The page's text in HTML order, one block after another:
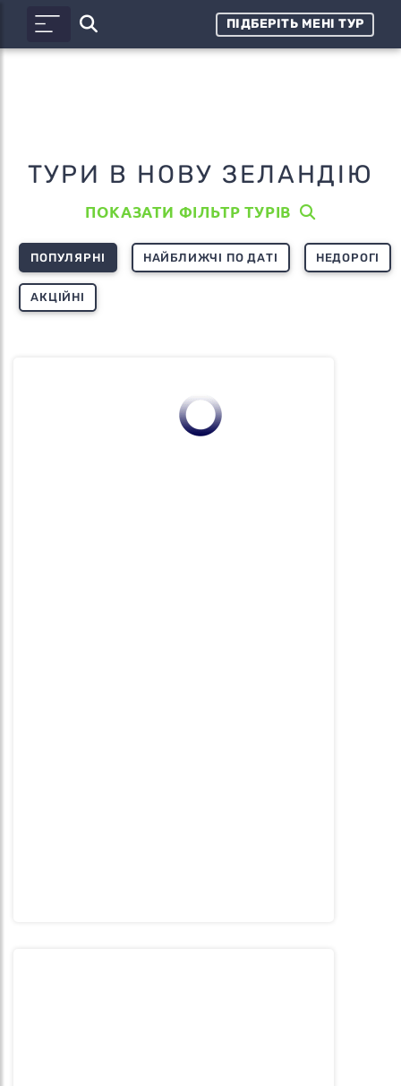
ПІДБЕРІТЬ МЕНІ ТУР
ТУРИ В НОВУ ЗЕЛАНДІЮ
ПОКАЗАТИ ФІЛЬТР ТУРІВ
ПОПУЛЯРНІ НАЙБЛИЖЧІ ПО ДАТІ НЕДОРОГІ
АКЦІЙНІ